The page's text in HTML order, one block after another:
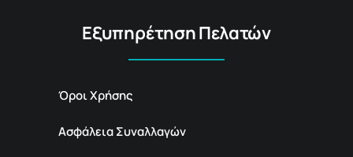
Εξυπηρέτηση Πελατών
Όροι Χρήσης
Ασφάλεια Συναλλαγών